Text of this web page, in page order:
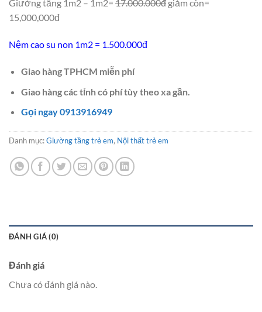
17.000.000 ₫.là:
Giường tầng 1m2 – 1m2= 17.000.000đ giảm còn=
15,000,000đ
Nệm cao su non 1m2 = 1.500.000đ
Giao hàng TPHCM miễn phí
Giao hàng các tỉnh có phí tùy theo xa gần.
Gọi ngay 0913916949
Danh mục:Giường tầng trẻ em, Nội thất trẻ em
ĐÁNH GIÁ (0)
Đánh giá
Chưa có đánh giá nào.